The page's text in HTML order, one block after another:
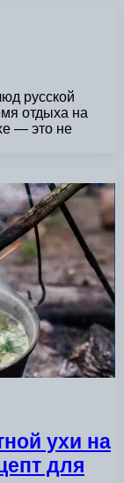
русской
отдыха на
— это не
ухи на
для